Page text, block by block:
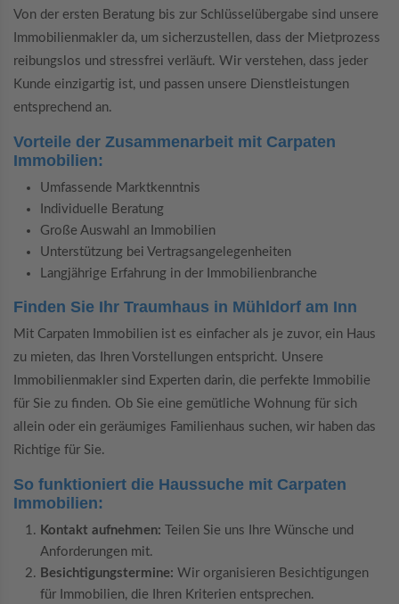
Von der ersten Beratung bis zur Schlüsselübergabe sind unsere
Immobilienmakler da, um sicherzustellen, dass der Mietprozess
reibungslos und stressfrei verläuft. Wir verstehen, dass jeder
Kunde einzigartig ist, und passen unsere Dienstleistungen
entsprechend an.
Vorteile der Zusammenarbeit mit Carpaten
Immobilien:
Umfassende Marktkenntnis
Individuelle Beratung
Große Auswahl an Immobilien
Unterstützung bei Vertragsangelegenheiten
Langjährige Erfahrung in der Immobilienbranche
Finden Sie Ihr Traumhaus in Mühldorf am Inn
Mit Carpaten Immobilien ist es einfacher als je zuvor, ein Haus
zu mieten, das Ihren Vorstellungen entspricht. Unsere
Immobilienmakler sind Experten darin, die perfekte Immobilie
für Sie zu finden. Ob Sie eine gemütliche Wohnung für sich
allein oder ein geräumiges Familienhaus suchen, wir haben das
Richtige für Sie.
So funktioniert die Haussuche mit Carpaten
Immobilien:
Kontakt aufnehmen: Teilen Sie uns Ihre Wünsche und
Anforderungen mit.
Besichtigungstermine: Wir organisieren Besichtigungen
für Immobilien, die Ihren Kriterien entsprechen.